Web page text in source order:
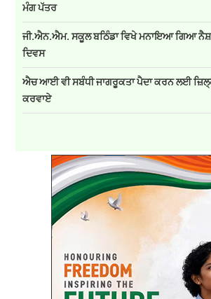
ਮੰਗ ਪੱਤਰ
ਜੀ.ਐਨ.ਐਮ. ਸਕੂਲ ਬਠਿੰਡਾ ਵਿਖੇ ਮਨਾਇਆ ਗਿਆ
ਦਿਵਸ
ਐਚ ਆਈ ਵੀ ਸਬੰਧੀ ਜਾਗਰੂਕਤਾ ਪੈਦਾ ਕਰਨ ਲਈ
ਕਰਵਾਏ